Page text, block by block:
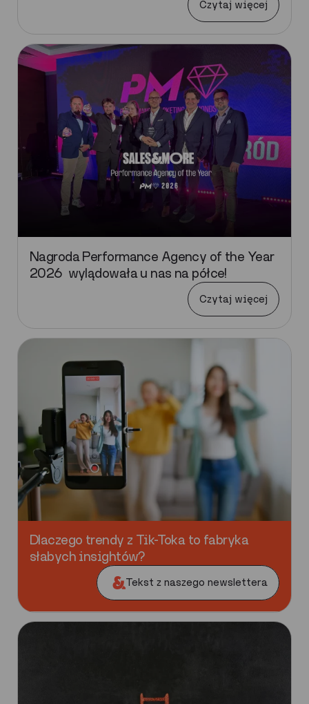
Czytaj więcej
Nagroda Performance Agency of the Year
2026 wylądowała u nas na półce!
Czytaj więcej
Dlaczego trendy z Tik-Toka to fabryka
słabych insightów?
Tekst z naszego newslettera